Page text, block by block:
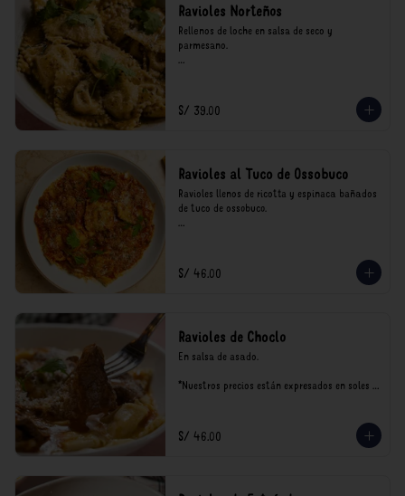
Ravioles Norteños
Rellenos de loche en salsa de seco y
parmesano.
consumo.
S/ 39.00
Ravioles al Tuco de Ossobuco
Ravioles llenos de ricotta y espinaca bañados
de tuco de ossobuco.
consumo.
S/ 46.00
Ravioles de Choclo
En salsa de asado.
*Nuestros precios están expresados en soles e
S/ 46.00